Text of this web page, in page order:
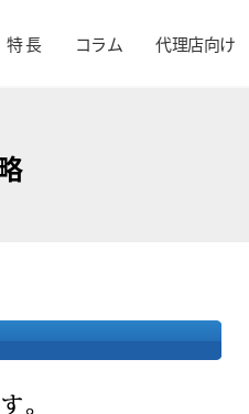
特 長 コラム 代理店向け